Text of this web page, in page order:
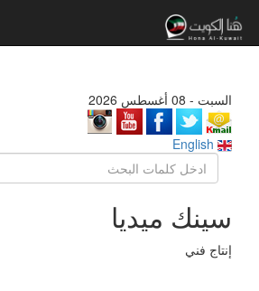
السبت - 08 أغسطس 2026
سينك ميديا
إنتاج فني